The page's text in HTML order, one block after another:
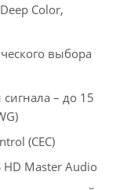
Color,
выбора
– до 15
(CEC)
Master Audio